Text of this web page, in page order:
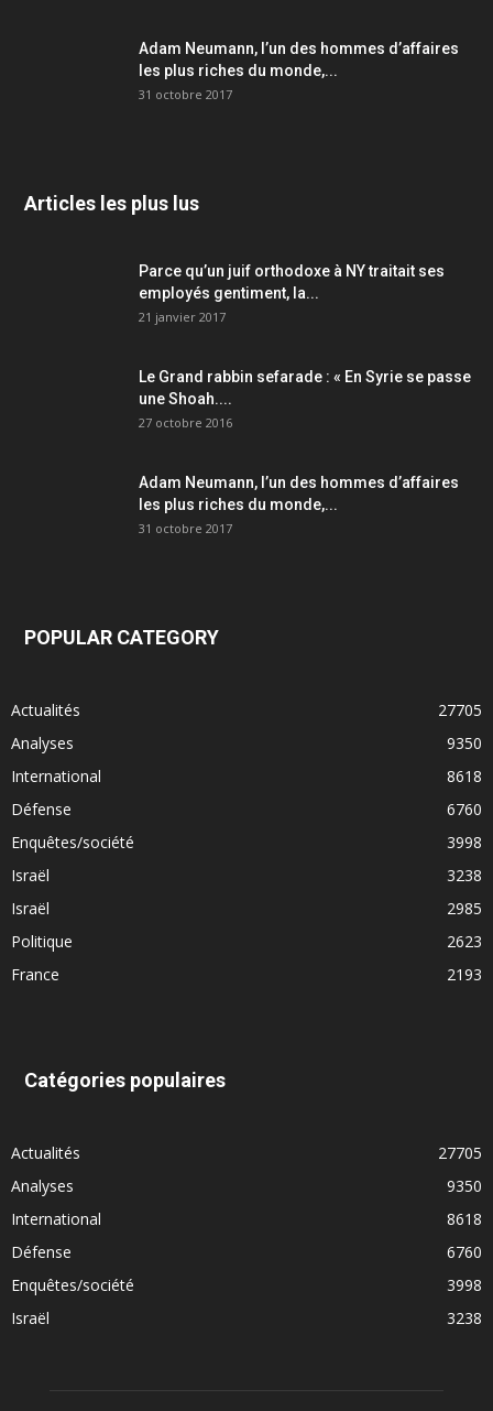
Adam Neumann, l’un des hommes d’affaires
les plus riches du monde,...
31 octobre 2017
Articles les plus lus
Parce qu’un juif orthodoxe à NY traitait ses
employés gentiment, la...
21 janvier 2017
Le Grand rabbin sefarade : « En Syrie se passe
une Shoah....
27 octobre 2016
Adam Neumann, l’un des hommes d’affaires
les plus riches du monde,...
31 octobre 2017
POPULAR CATEGORY
Actualités
27705
Analyses
9350
International
8618
Défense
6760
Enquêtes/société
3998
Israël
3238
Israël
2985
Politique
2623
France
2193
Catégories populaires
Actualités
27705
Analyses
9350
International
8618
Défense
6760
Enquêtes/société
3998
Israël
3238